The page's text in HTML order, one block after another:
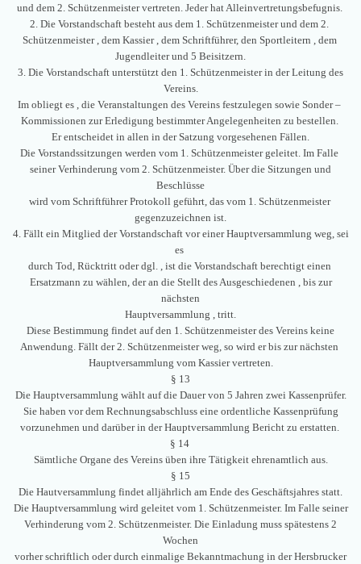
und dem 2. Schützenmeister vertreten. Jeder hat Alleinvertretungsbefugnis.
2. Die Vorstandschaft besteht aus dem 1. Schützenmeister und dem 2.
Schützenmeister , dem Kassier , dem Schriftführer, den Sportleitern , dem
Jugendleiter und 5 Beisitzern.
3. Die Vorstandschaft unterstützt den 1. Schützenmeister in der Leitung des
Vereins.
Im obliegt es , die Veranstaltungen des Vereins festzulegen sowie Sonder –
Kommissionen zur Erledigung bestimmter Angelegenheiten zu bestellen.
Er entscheidet in allen in der Satzung vorgesehenen Fällen.
Die Vorstandssitzungen werden vom 1. Schützenmeister geleitet. Im Falle
seiner Verhinderung vom 2. Schützenmeister. Über die Sitzungen und
Beschlüsse
wird vom Schriftführer Protokoll geführt, das vom 1. Schützenmeister
gegenzuzeichnen ist.
4. Fällt ein Mitglied der Vorstandschaft vor einer Hauptversammlung weg, sei
es
durch Tod, Rücktritt oder dgl. , ist die Vorstandschaft berechtigt einen
Ersatzmann zu wählen, der an die Stellt des Ausgeschiedenen , bis zur
nächsten
Hauptversammlung , tritt.
Diese Bestimmung findet auf den 1. Schützenmeister des Vereins keine
Anwendung. Fällt der 2. Schützenmeister weg, so wird er bis zur nächsten
Hauptversammlung vom Kassier vertreten.
§ 13
Die Hauptversammlung wählt auf die Dauer von 5 Jahren zwei Kassenprüfer.
Sie haben vor dem Rechnungsabschluss eine ordentliche Kassenprüfung
vorzunehmen und darüber in der Hauptversammlung Bericht zu erstatten.
§ 14
Sämtliche Organe des Vereins üben ihre Tätigkeit ehrenamtlich aus.
§ 15
Die Hautversammlung findet alljährlich am Ende des Geschäftsjahres statt.
Die Hauptversammlung wird geleitet vom 1. Schützenmeister. Im Falle seiner
Verhinderung vom 2. Schützenmeister. Die Einladung muss spätestens 2
Wochen
vorher schriftlich oder durch einmalige Bekanntmachung in der Hersbrucker